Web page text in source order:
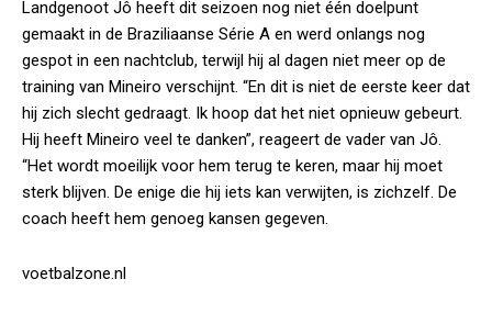
Landgenoot Jô heeft dit seizoen nog niet één doelpunt
gemaakt in de Braziliaanse Série A en werd onlangs nog
gespot in een nachtclub, terwijl hij al dagen niet meer op de
training van Mineiro verschijnt. “En dit is niet de eerste keer dat
hij zich slecht gedraagt. Ik hoop dat het niet opnieuw gebeurt.
Hij heeft Mineiro veel te danken”, reageert de vader van Jô.
“Het wordt moeilijk voor hem terug te keren, maar hij moet
sterk blijven. De enige die hij iets kan verwijten, is zichzelf. De
coach heeft hem genoeg kansen gegeven.
voetbalzone.nl